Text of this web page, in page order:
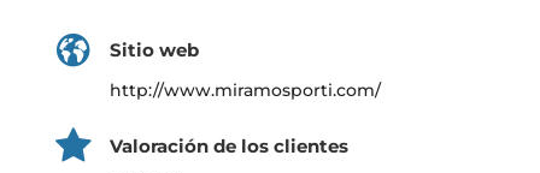
Sitio web
http://www.miramosporti.com/
Valoración de los clientes